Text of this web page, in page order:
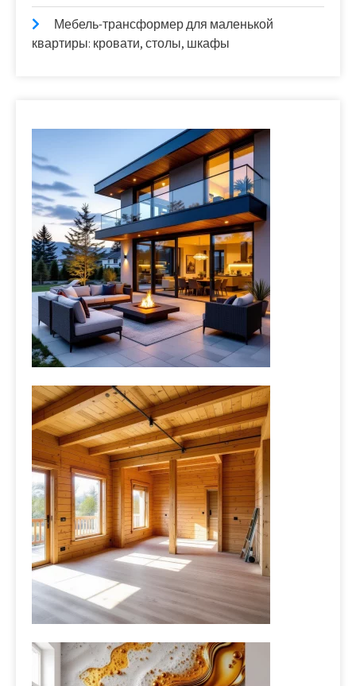
Мебель-трансформер для маленькой
квартиры: кровати, столы, шкафы